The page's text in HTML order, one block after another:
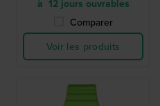
à 12 jours ouvrables
Comparer
Voir les produits